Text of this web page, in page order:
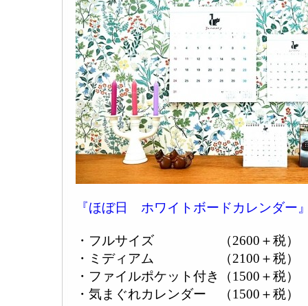
『ほぼ日 ホワイトボードカレンダー
・フルサイズ （2600＋税）
・ミディアム （2100＋税）
・ファイルポケット付き（1500＋税）
・気まぐれカレンダー （1500＋税）